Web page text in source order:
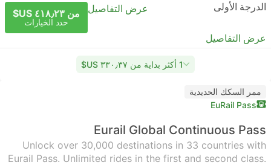
الدرجة الأولى
عرض التفاصيل من ٤١٨٫٢٣ US$
حدد الخيارات
عرض التفاصيل
1 أكثر بداية من ٣٣٠٫٣٧ US$
ممر السكك الحديدية
EuRail Pass
Eurail Global Continuous Pass
Unlock over 30,000 destinations in 33 countries with
Eurail Pass. Unlimited rides in the first and second class.